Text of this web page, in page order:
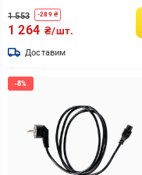
1 553 -289₴
1 264 ₴/шт.
Доставим